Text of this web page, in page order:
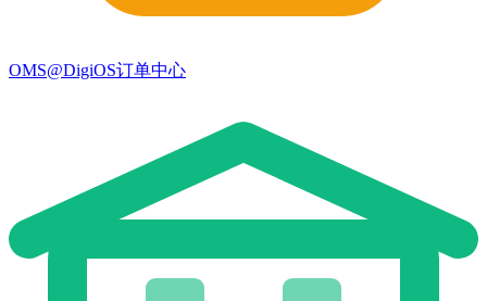
OMS@DigiOS订单中心